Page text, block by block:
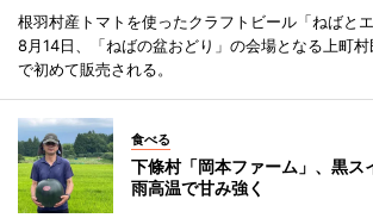
根羽村産トマトを使ったクラフトビール「ねばと
8月14日、「ねばの盆おどり」の会場となる上町村
で初めて販売される。
食べる
下條村「岡本ファーム」、黒
雨高温で甘み強く